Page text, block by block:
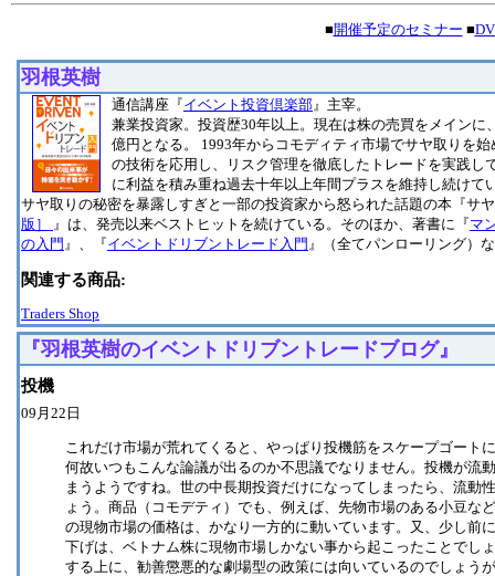
■開催予定のセミナー ■
羽根英樹
通信講座『イベント投資倶楽部』主宰。
兼業投資家。投資歴30年以上。現在は株の売買をメイン
億円となる。 1993年からコモディティ市場でサヤ取りを
の技術を応用し、リスク管理を徹底したトレードを実践
に利益を積み重ね過去十年以上年間プラスを維持し続けて
サヤ取りの秘密を暴露しすぎと一部の投資家から怒られた話題の本『サ
版］ 』は、発売以来ベストヒットを続けている。そのほか、著書に『マ
の入門 』、『イベントドリブントレード入門 』（全てパンローリング）
関連する商品:
Traders Shop
『羽根英樹のイベントドリブントレードブログ』
投機
09月22日
これだけ市場が荒れてくると、やっぱり投機筋をスケープゴート
何故いつもこんな論議が出るのか不思議でなりません。投機が流
まうようですね。世の中長期投資だけになってしまったら、流動
ょう。商品（コモデティ）でも、例えば、先物市場のある小豆な
の現物市場の価格は、かなり一方的に動いています。又、少し前
下げは、ベトナム株に現物市場しかない事から起こったことでし
する上に、勧善懲悪的な劇場型の政策には向いているのでしょう